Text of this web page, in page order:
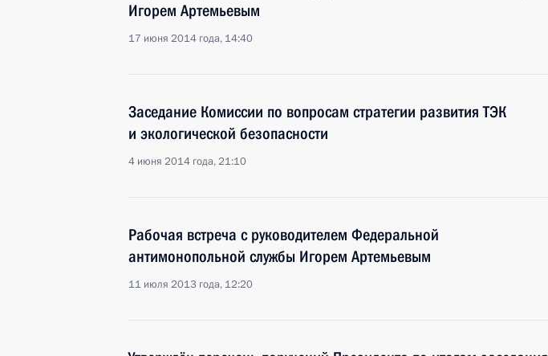
Игорем Артемьевым
17 июня 2014 года, 14:40
Заседание Комиссии по вопросам стратегии развития ТЭК
и экологической безопасности
4 июня 2014 года, 21:10
Рабочая встреча с руководителем Федеральной
антимонопольной службы Игорем Артемьевым
11 июля 2013 года, 12:20